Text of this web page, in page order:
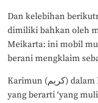
Dan kelebihan
dimiliki bahkan oleh
Meikarta: ini mobil
berani mengklaim
Karimun (كريم) dalam bahasa Arab adalah kata sifat
yang berarti ‘yang